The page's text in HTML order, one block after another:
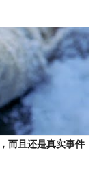
而且还是真实事件